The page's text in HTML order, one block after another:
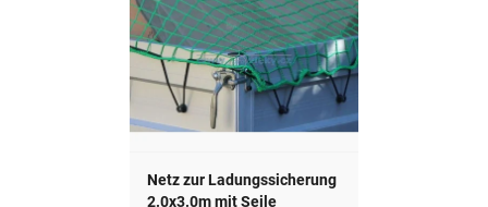
Netz zur Ladungssicherung
2.0x3.0m mit Seile